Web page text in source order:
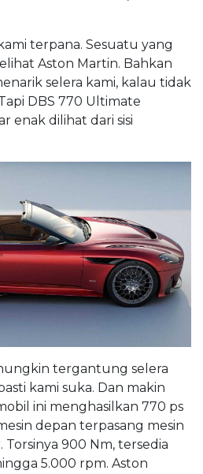
terpana. Sesuatu yang
Aston Martin. Bahkan
selera kami, kalau tidak
DBS 770 Ultimate
enak dilihat dari sisi
tergantung selera
kami suka. Dan makin
ini menghasilkan 770 ps
depan terpasang mesin
Torsinya 900 Nm, tersedia
5.000 rpm. Aston